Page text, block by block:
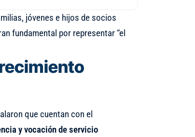
jóvenes e hijos de socios
fundamental por representar “el
que cuentan con el
y vocación de servicio